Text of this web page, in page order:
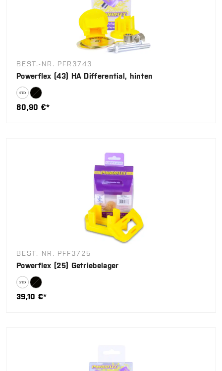
BEST.-NR. PFR3743
Powerflex (43) HA Differential, hinten
80,90 €*
BEST.-NR. PFF3725
Powerflex (25) Getriebelager
39,10 €*